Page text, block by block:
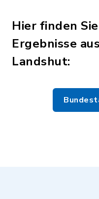
Hier finden
Ergebnisse
Landshut: